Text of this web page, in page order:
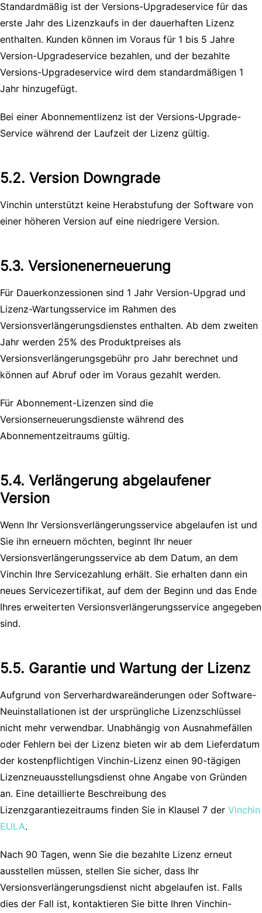
Standardmäßig ist der Versions-Upgradeservice für das
erste Jahr des Lizenzkaufs in der dauerhaften Lizenz
enthalten. Kunden können im Voraus für 1 bis 5 Jahre
Version-Upgradeservice bezahlen, und der bezahlte
Versions-Upgradeservice wird dem standardmäßigen 1
Jahr hinzugefügt.
Bei einer Abonnementlizenz ist der Versions-Upgrade-
Service während der Laufzeit der Lizenz gültig.
5.2. Version Downgrade
Vinchin unterstützt keine Herabstufung der Software von
einer höheren Version auf eine niedrigere Version.
5.3. Versionenerneuerung
Für Dauerkonzessionen sind 1 Jahr Version-Upgrad und
Lizenz-Wartungsservice im Rahmen des
Versionsverlängerungsdienstes enthalten. Ab dem zweiten
Jahr werden 25% des Produktpreises als
Versionsverlängerungsgebühr pro Jahr berechnet und
können auf Abruf oder im Voraus gezahlt werden.
Für Abonnement-Lizenzen sind die
Versionserneuerungsdienste während des
Abonnementzeitraums gültig.
5.4. Verlängerung abgelaufener
Version
Wenn Ihr Versionsverlängerungsservice abgelaufen ist und
Sie ihn erneuern möchten, beginnt Ihr neuer
Versionsverlängerungsservice ab dem Datum, an dem
Vinchin Ihre Servicezahlung erhält. Sie erhalten dann ein
neues Servicezertifikat, auf dem der Beginn und das Ende
Ihres erweiterten Versionsverlängerungsservice angegeben
sind.
5.5. Garantie und Wartung der Lizenz
Aufgrund von Serverhardwareänderungen oder Software-
Neuinstallationen ist der ursprüngliche Lizenzschlüssel
nicht mehr verwendbar. Unabhängig von Ausnahmefällen
oder Fehlern bei der Lizenz bieten wir ab dem Lieferdatum
der kostenpflichtigen Vinchin-Lizenz einen 90-tägigen
Lizenzneuausstellungsdienst ohne Angabe von Gründen
an. Eine detaillierte Beschreibung des
Lizenzgarantiezeitraums finden Sie in Klausel 7 der Vinchin
EULA.
Nach 90 Tagen, wenn Sie die bezahlte Lizenz erneut
ausstellen müssen, stellen Sie sicher, dass Ihr
Versionsverlängerungsdienst nicht abgelaufen ist. Falls
dies der Fall ist, kontaktieren Sie bitte Ihren Vinchin-